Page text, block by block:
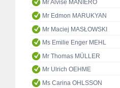
Mr Alvise MANIERO
Mr Edmon MARUKYAN
Mr Maciej MASŁOWSKI
Ms Emilie Enger MEHL
Mr Thomas MÜLLER
Mr Ulrich OEHME
Ms Carina OHLSSON